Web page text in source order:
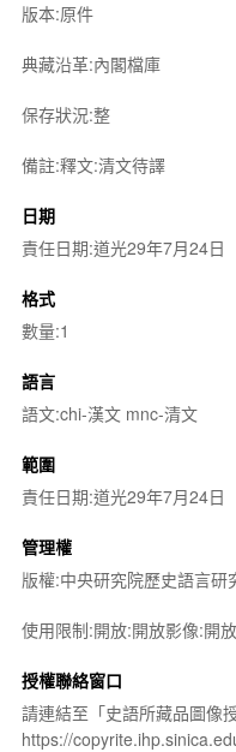
版本:原件
典藏沿革:內閣檔庫
保存狀況:整
備註:釋文:清文待譯
日期
責任日期:道光29年7月24日
格式
數量:1
語言
語文:chi-漢文 mnc-清文
範圍
責任日期:道光29年7月24日
管理權
版權:中央研究院歷史語言研
使用限制:開放:開放影像:開
授權聯絡窗口
請連結至「史語所藏品圖像
https://